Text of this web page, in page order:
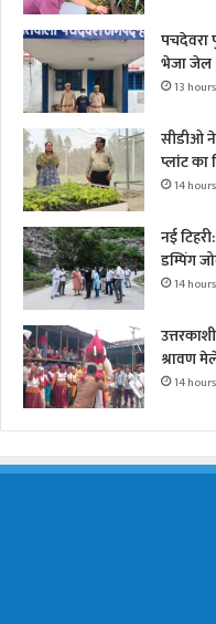
पचदेवरा
भेजा जेल
13
सीडीओ ने
प्लांट का
14
नई
डम्पिंग
14
श्रावण
14